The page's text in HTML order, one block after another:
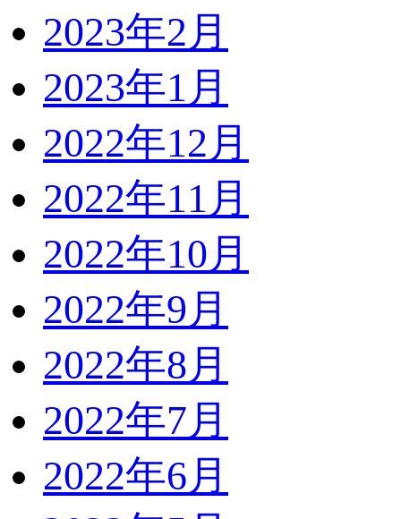
2023年2月
2023年1月
2022年12月
2022年11月
2022年10月
2022年9月
2022年8月
2022年7月
2022年6月